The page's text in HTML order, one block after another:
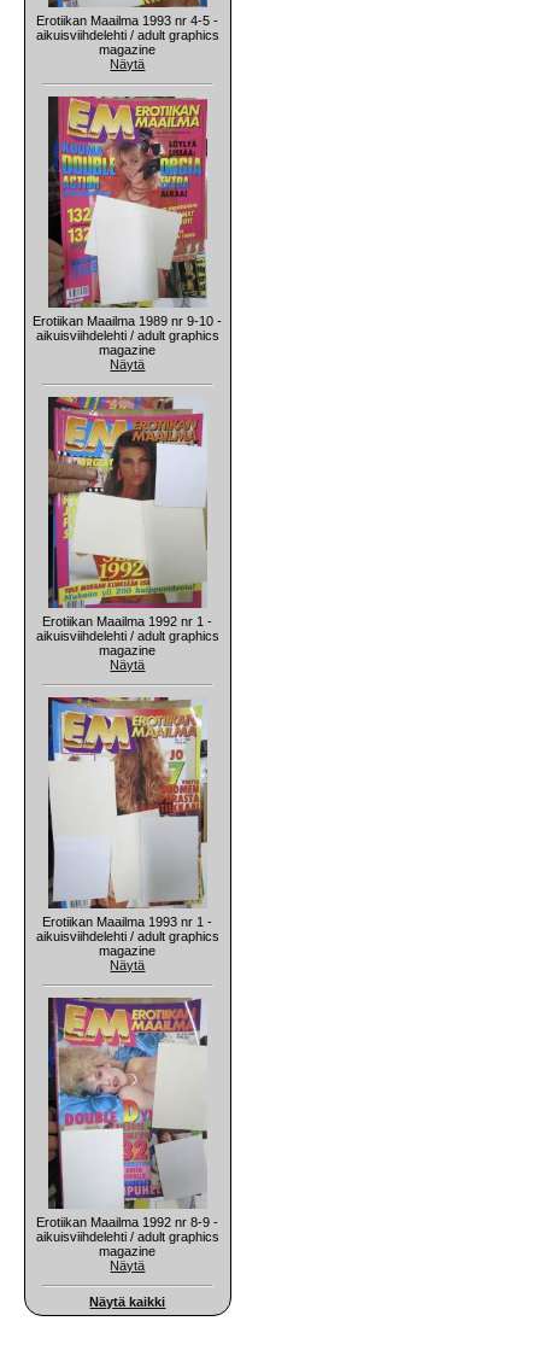
Erotiikan Maailma 1993 nr 4-5 -
aikuisviihdelehti / adult graphics
magazine
Näytä
Erotiikan Maailma 1989 nr 9-10 -
aikuisviihdelehti / adult graphics
magazine
Näytä
Erotiikan Maailma 1992 nr 1 -
aikuisviihdelehti / adult graphics
magazine
Näytä
Erotiikan Maailma 1993 nr 1 -
aikuisviihdelehti / adult graphics
magazine
Näytä
Erotiikan Maailma 1992 nr 8-9 -
aikuisviihdelehti / adult graphics
magazine
Näytä
Näytä kaikki